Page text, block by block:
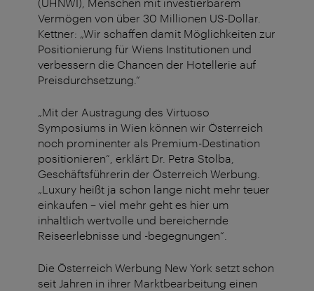
Vermögen von über 30 Millionen US-Dollar.
Kettner: „Wir schaffen damit Möglichkeiten zur
Positionierung für Wiens Institutionen und
verbessern die Chancen der Hotellerie auf
Preisdurchsetzung.“
„Mit der Austragung des Virtuoso
Symposiums in Wien können wir Österreich
noch prominenter als Premium-Destination
positionieren“, erklärt Dr. Petra Stolba,
Geschäftsführerin der Österreich Werbung.
„Luxury heißt ja schon lange nicht mehr teuer
einkaufen – viel mehr geht es hier um
inhaltlich wertvolle und bereichernde
Reiseerlebnisse und -begegnungen“.
Die Österreich Werbung New York setzt schon
seit Jahren in ihrer Marktbearbeitung einen